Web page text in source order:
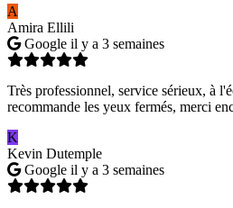
A
Amira Ellili
Google il y a 3 semaines
Très professionnel, service sérieux, à
recommande les yeux fermés, merci
K
Kevin Dutemple
Google il y a 3 semaines